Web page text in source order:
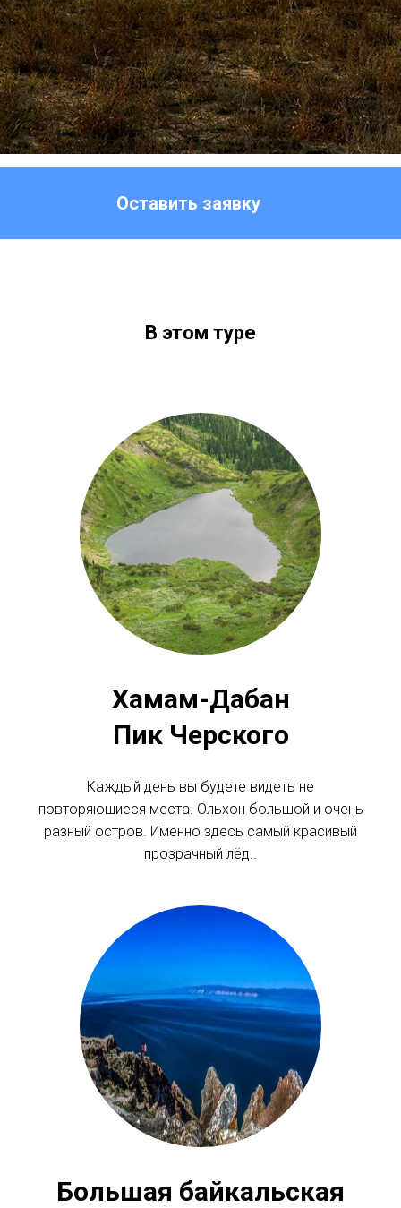
Оставить заявку
В этом туре
Хамам-Дабан
Пик Черского
Каждый день вы будете видеть не
повторяющиеся места. Ольхон большой и очень
разный остров. Именно здесь самый красивый
прозрачный лёд..
Большая байкальская